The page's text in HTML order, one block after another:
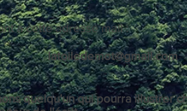
à cette adresse mail :
latoiledemot@gmail.com
quelqu'un qui pourra illustrer